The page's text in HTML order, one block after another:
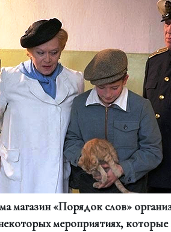
магазин «Порядок слов»
мероприятиях, которые